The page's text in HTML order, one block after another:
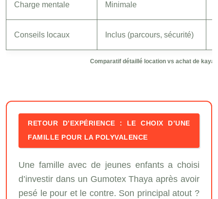
Comparatif détaillé location vs achat de
Charge mentale Minimale
Conseils locaux Inclus (parcours, sécurité)
RETOUR D’EXPÉRIENCE : LE CHOIX D’UNE
FAMILLE POUR LA POLYVALENCE
Une famille avec de jeunes enfants a choisi
d’investir dans un Gumotex Thaya après avoir
pesé le pour et le contre. Son principal atout ?